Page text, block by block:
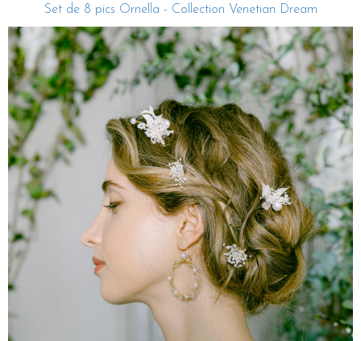
Set de 8 pics Ornella - Collection Venetian Dream